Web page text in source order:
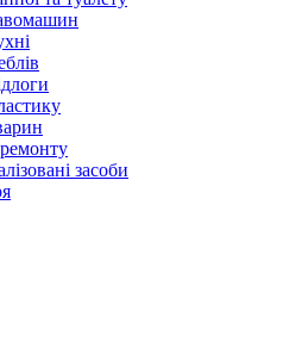
засоби